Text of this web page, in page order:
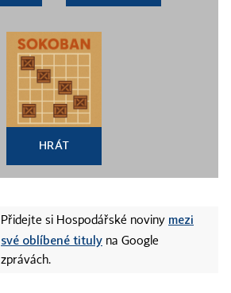
HRÁT
Přidejte si Hospodářské noviny mezi
své oblíbené tituly na Google
zprávách.